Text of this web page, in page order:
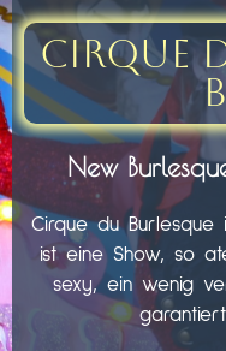
Cirque
New
Cirque du Burlesque
ist eine Show, so
sexy, ein wenig